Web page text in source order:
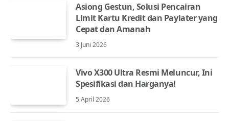
Asiong Gestun, Solusi Pencairan
Limit Kartu Kredit dan Paylater yang
Cepat dan Amanah
3 Juni 2026
Vivo X300 Ultra Resmi Meluncur, Ini
Spesifikasi dan Harganya!
5 April 2026